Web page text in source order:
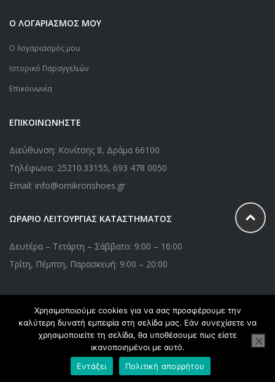
Ο ΛΟΓΑΡΙΑΣΜΟΣ ΜΟΥ
Ο λογαριασμός μου
Ιστορικό Παραγγελιών
Επικοινωνία
ΕΠΙΚΟΙΝΩΝΗΣΤΕ
Διεύθυνση: Κονίτσης 8, Δράμα 66100
Τηλέφωνο: 25210.33155, 693 478 0050
Email: info@omikronshoes.gr
ΩΡΑΡΙΟ ΛΕΙΤΟΥΡΓΙΑΣ ΚΑΤΑΣΤΗΜΑΤΟΣ
Δευτέρα – Τετάρτη – Σάββατο: 9:00 – 16:00
Τρίτη, Πέμπτη, Παρασκευή: 9:00 – 20:00
Copyright © 2020 Omikronshoes.gr. All Right Reserved. Powered
bywebApplications
Χρησιμοποιούμε cookies για να σας προσφέρουμε την
καλύτερη δυνατή εμπειρία στη σελίδα μας. Εάν συνεχίσετε να
χρησιμοποιείτε τη σελίδα, θα υποθέσουμε πως είστε
ικανοποιημένοι με αυτό.
Εντάξει
Πολιτική απορρήτου